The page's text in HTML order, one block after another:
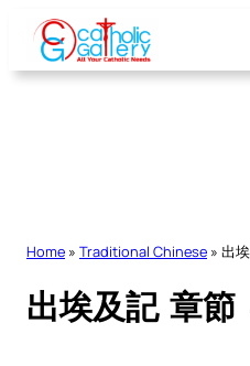
Skip
content
Home » Traditional Chinese » 出
出埃及記 章節